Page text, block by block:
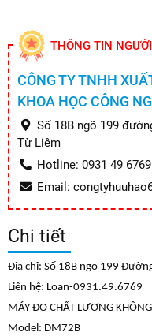
THÔNG TIN
CÔNG TY TNHH
KHOA HỌC CÔNG
Số 18B ngõ 199
Từ Liêm
Hotline: 0931 49 6769
Email:
Chi tiết
Địa chỉ: Số 18B ngõ 199
Liên hệ: Loan-0931.49.6769
MÁY ĐO CHẤT LƯỢNG
Model: DM72B